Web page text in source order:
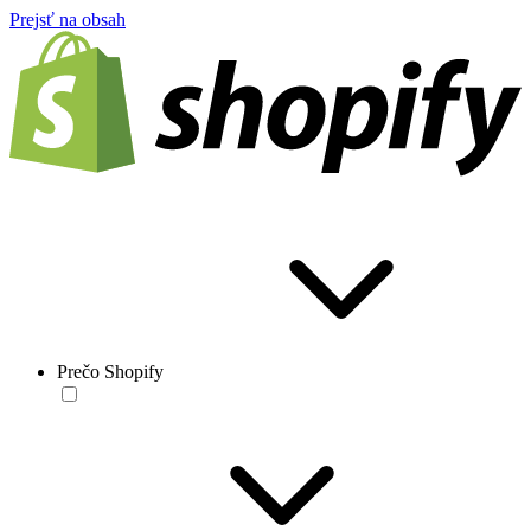
Prejsť na obsah
Prečo Shopify